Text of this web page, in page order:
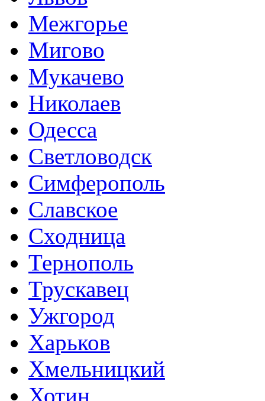
Межгорье
Мигово
Мукачево
Николаев
Одесса
Светловодск
Симферополь
Славское
Сходница
Тернополь
Трускавец
Ужгород
Харьков
Хмельницкий
Хотин